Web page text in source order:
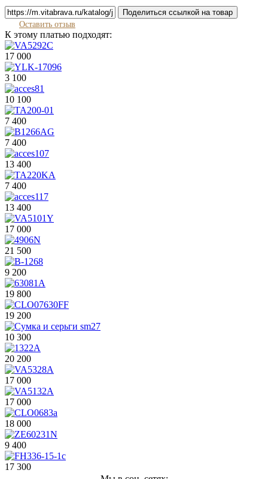
Поделиться ссылкой на товар
Оставить отзыв
К этому платью подходят:
17 000
3 100
10 100
7 400
7 400
13 400
7 400
13 400
17 000
21 500
9 200
19 800
19 200
10 300
20 200
17 000
17 000
18 000
9 400
17 300